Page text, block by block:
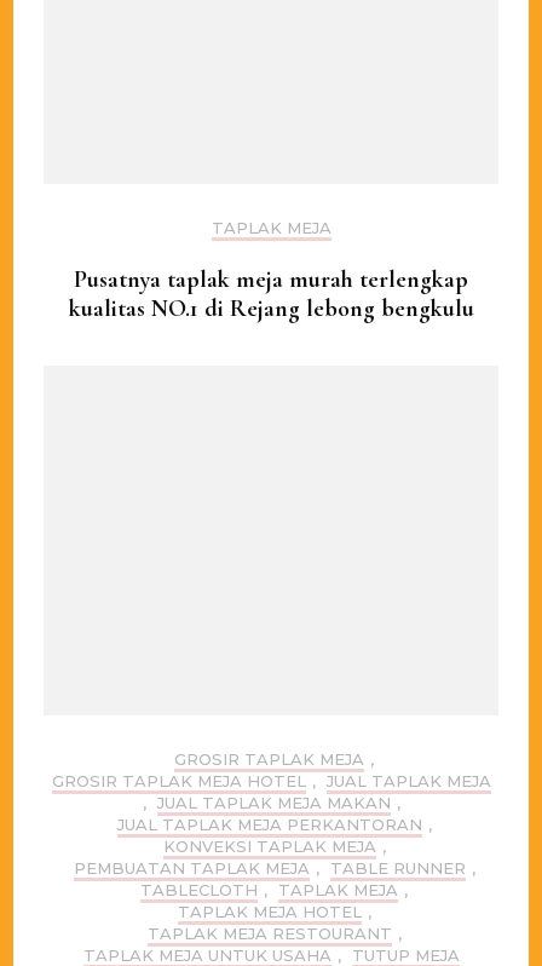
TAPLAK MEJA
Pusatnya taplak meja murah terlengkap
kualitas NO.1 di Rejang lebong bengkulu
GROSIR TAPLAK MEJA ,
GROSIR TAPLAK MEJA HOTEL
, JUAL TAPLAK MEJA
, JUAL TAPLAK MEJA MAKAN ,
JUAL TAPLAK MEJA PERKANTORAN ,
KONVEKSI TAPLAK MEJA ,
PEMBUATAN TAPLAK MEJA , TABLE RUNNER ,
TABLECLOTH , TAPLAK MEJA ,
TAPLAK MEJA HOTEL
,
TAPLAK MEJA RESTOURANT ,
TAPLAK MEJA UNTUK USAHA , TUTUP MEJA